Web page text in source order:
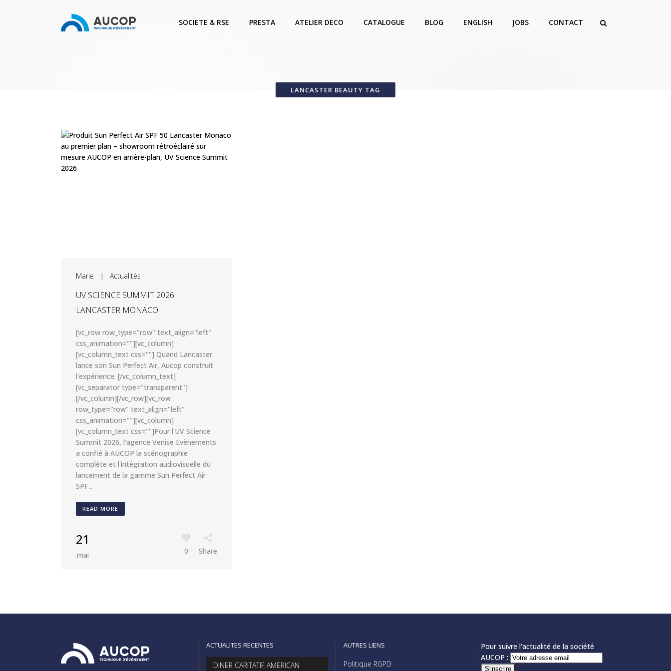
SOCIETE & RSE PRESTA ATELIER DECO CATALOGUE BLOG ENGLISH JOBS CONTACT
LANCASTER BEAUTY TAG
Marie | Actualités
UV SCIENCE SUMMIT 2026
LANCASTER MONACO
[vc_row row_type="row" text_align="left"
css_animation=""][vc_column]
[vc_column_text css=""] Quand Lancaster
lance son Sun Perfect Air, Aucop construit
l'expérience. [/vc_column_text]
[vc_separator type="transparent"]
[/vc_column][/vc_row][vc_row
row_type="row" text_align="left"
css_animation=""][vc_column]
[vc_column_text css=""]Pour l'UV Science
Summit 2026, l'agence Venise Evènements
a confié à AUCOP la scénographie
complète et l'intégration audiovisuelle du
lancement de la gamme Sun Perfect Air
SPF...
READ MORE
21
mai 0 Share
ACTUALITES RECENTES
DINER CARITATIF AMERICAN
AUTRES LIENS
Politique RGPD
Pour suivre l'actualité de la société
AUCOP :